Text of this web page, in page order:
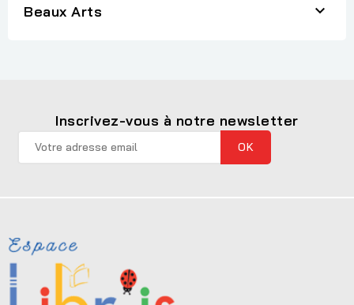
Beaux Arts 
Inscrivez-vous à notre newsletter